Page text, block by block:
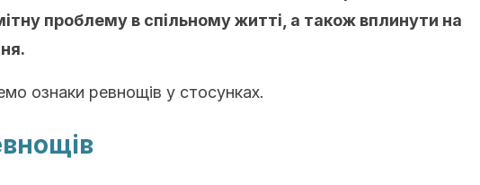
проблему в спільному житті, а також вплинути на
ознаки ревнощів у стосунках.